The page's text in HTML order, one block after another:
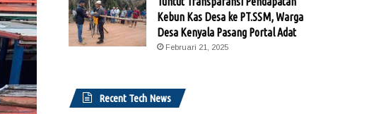
Kebun Kas Desa ke PT.SSM, Warga
Desa Kenyala Pasang Portal Adat
Februari 21, 2025
Recent Tech News